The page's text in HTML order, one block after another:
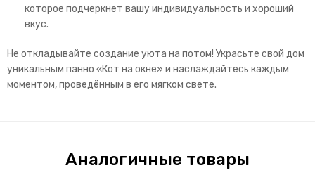
которое подчеркнет вашу индивидуальность и хороший
вкус.
Не откладывайте создание уюта на потом! Украсьте свой дом
уникальным панно «Кот на окне» и наслаждайтесь каждым
моментом, проведённым в его мягком свете.
Аналогичные товары